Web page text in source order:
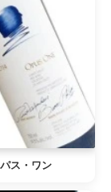
ス・ワン